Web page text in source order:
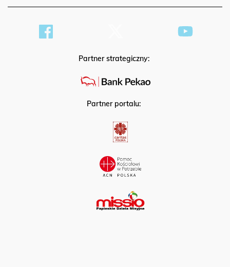
Partner strategiczny:
Partner portalu: